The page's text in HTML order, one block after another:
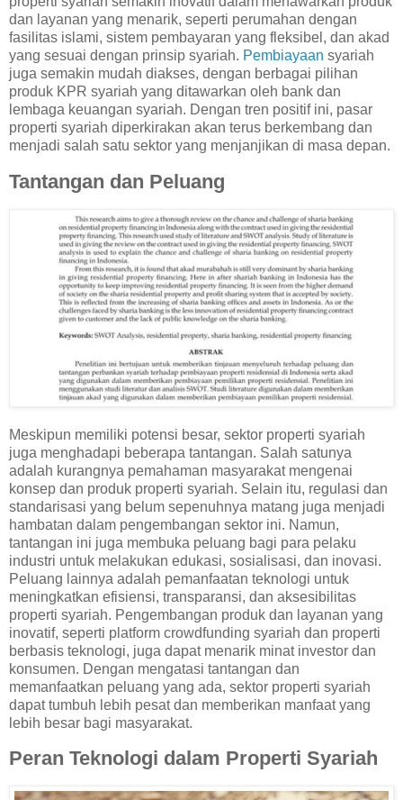
dan layanan yang menarik, seperti perumahan dengan
fasilitas islami, sistem pembayaran yang fleksibel, dan akad
yang sesuai dengan prinsip syariah. Pembiayaan syariah
juga semakin mudah diakses, dengan berbagai pilihan
produk KPR syariah yang ditawarkan oleh bank dan
lembaga keuangan syariah. Dengan tren positif ini, pasar
properti syariah diperkirakan akan terus berkembang dan
menjadi salah satu sektor yang menjanjikan di masa depan.
Tantangan dan Peluang
Meskipun memiliki potensi besar, sektor properti syariah
juga menghadapi beberapa tantangan. Salah satunya
adalah kurangnya pemahaman masyarakat mengenai
konsep dan produk properti syariah. Selain itu, regulasi dan
standarisasi yang belum sepenuhnya matang juga menjadi
hambatan dalam pengembangan sektor ini. Namun,
tantangan ini juga membuka peluang bagi para pelaku
industri untuk melakukan edukasi, sosialisasi, dan inovasi.
Peluang lainnya adalah pemanfaatan teknologi untuk
meningkatkan efisiensi, transparansi, dan aksesibilitas
properti syariah. Pengembangan produk dan layanan yang
inovatif, seperti platform crowdfunding syariah dan properti
berbasis teknologi, juga dapat menarik minat investor dan
konsumen. Dengan mengatasi tantangan dan
memanfaatkan peluang yang ada, sektor properti syariah
dapat tumbuh lebih pesat dan memberikan manfaat yang
lebih besar bagi masyarakat.
Peran Teknologi dalam Properti Syariah